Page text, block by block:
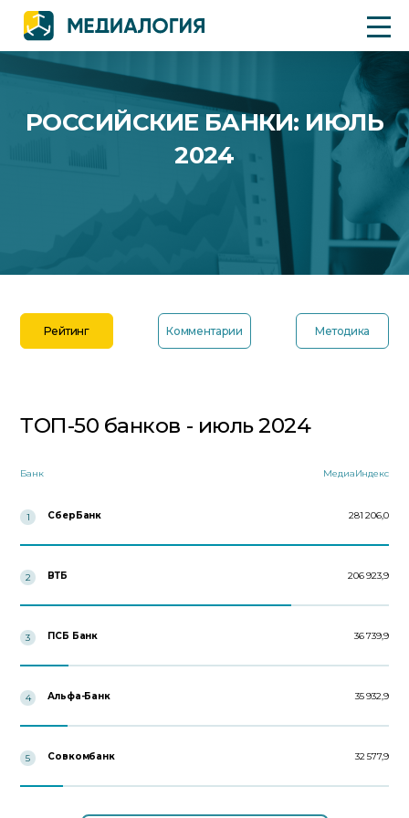
РОССИЙСКИЕ БАНКИ: ИЮЛЬ
2024
Рейтинг Комментарии Методика
ТОП-50 банков - июль 2024
Банк МедиаИндекс
1 СберБанк 281 206,0
2 ВТБ 206 923,9
3 ПСБ Банк 36 739,9
4 Альфа-Банк 35 932,9
5 Совкомбанк 32 577,9